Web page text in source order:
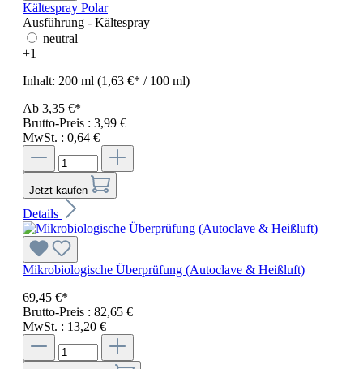
Kältespray Polar
Ausführung - Kältespray
neutral
+1
Inhalt: 200 ml (1,63 €* / 100 ml)
Ab 3,35 €*
Brutto-Preis : 3,99 €
MwSt. : 0,64 €
Jetzt kaufen
Details
Mikrobiologische Überprüfung (Autoclave & Heißluft)
69,45 €*
Brutto-Preis : 82,65 €
MwSt. : 13,20 €